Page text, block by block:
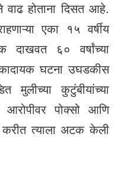
वाढ होताना दिसत आहे.
एका १५ वर्षीय
दाखवत ६० वर्षांच्या
घटना उघडकीस
कुटुंबीयांच्या
आरोपीवर पोक्सो आणि
करीत त्याला अटक केली